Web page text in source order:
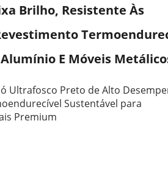
Brilho, Resistente Às
E Móveis
Ultrafosco Preto de Alto
Sustentável para
Premium